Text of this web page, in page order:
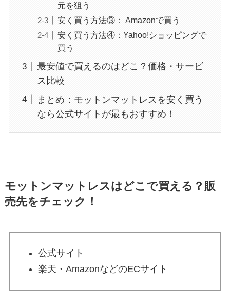
元を狙う
安く買う方法③： Amazonで買う
安く買う方法④：Yahoo!ショッピングで
買う
最安値で買えるのはどこ？価格・サービ
ス比較
まとめ：モットンマットレスを安く買う
なら公式サイトが最もおすすめ！
モットンマットレスはどこで買える？販
売先をチェック！
公式サイト
楽天・AmazonなどのECサイト